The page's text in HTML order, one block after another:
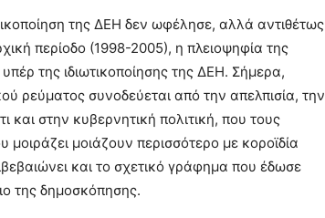
της ΔΕΗ δεν ωφέλησε, αλλά αντιθέτως
περίοδο (1998-2005), η πλειοψηφία της
της ιδιωτικοποίησης της ΔΕΗ. Σήμερα,
ρεύματος συνοδεύεται από την απελπισία, την
στην κυβερνητική πολιτική, που τους
μοιάζουν περισσότερο με κοροϊδία
και το σχετικό γράφημα που έδωσε
της δημοσκόπησης.